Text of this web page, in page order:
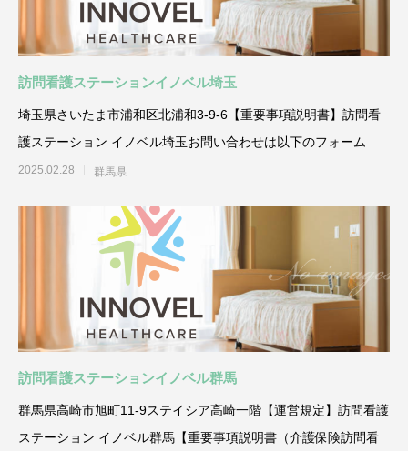
訪問看護ステーションイノベル埼玉
埼玉県さいたま市浦和区北浦和3-9-6【重要事項説明書】訪問看
護ステーション イノベル埼玉お問い合わせは以下のフォーム
2025.02.28 群馬県
訪問看護ステーションイノベル群馬
群馬県高崎市旭町11-9ステイシア高崎一階【運営規定】訪問看護
ステーション イノベル群馬【重要事項説明書（介護保険訪問看